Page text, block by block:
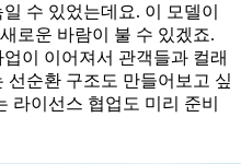
수 있었는데요. 이 모델이
로운 바람이 불 수 있겠죠.
이 이어져서 관객들과 컬래
선순환 구조도 만들어보고 싶
라이선스 협업도 미리 준비